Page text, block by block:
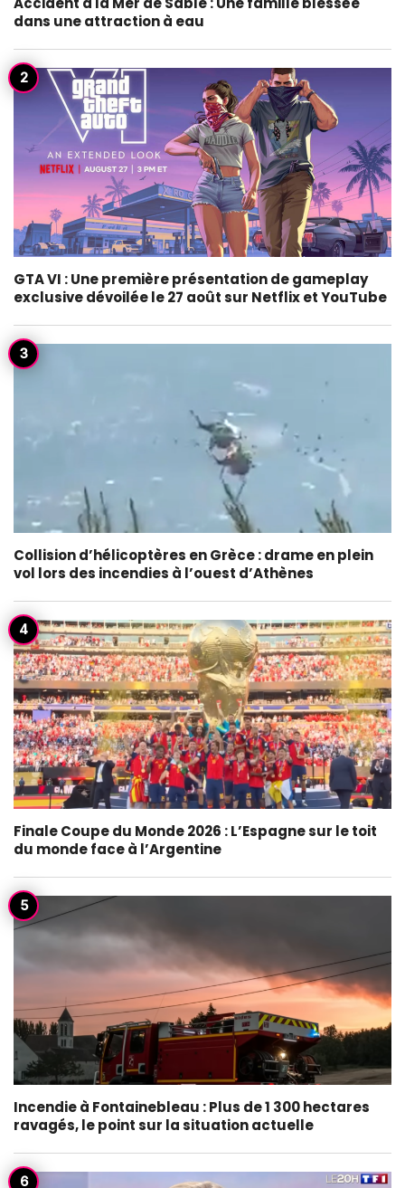
dans une attraction à eau
GTA VI : Une première présentation de gameplay
exclusive dévoilée le 27 août sur Netflix et YouTube
Collision d’hélicoptères en Grèce : drame en plein
vol lors des incendies à l’ouest d’Athènes
Finale Coupe du Monde 2026 : L’Espagne sur le toit
du monde face à l’Argentine
Incendie à Fontainebleau : Plus de 1 300 hectares
ravagés, le point sur la situation actuelle